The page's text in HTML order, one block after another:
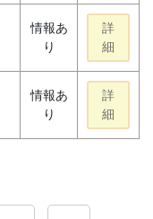
情報あ
り
詳
細
情報あ
り
詳
細